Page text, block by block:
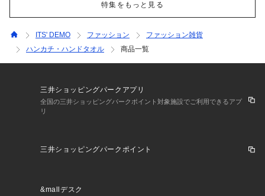
特集をもっと見る
ITS' DEMO ファッション
ファッション雑貨
ハンカチ・ハンドタオル
商品一覧
三井ショッピングパークアプリ
全国の三井ショッピングパークポイント対象施設でご利用できるアプ
リ
三井ショッピングパークポイント
&mallデスク